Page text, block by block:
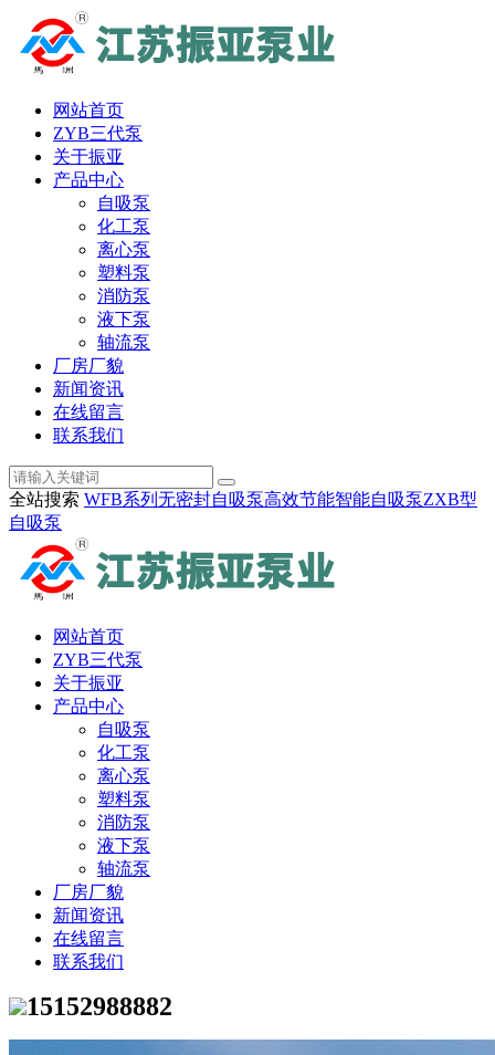
网站首页
ZYB三代泵
关于振亚
产品中心
自吸泵
化工泵
离心泵
塑料泵
消防泵
液下泵
轴流泵
厂房厂貌
新闻资讯
在线留言
联系我们
全站搜索 WFB系列无密封自吸泵高效节能智能自吸泵ZXB型
自吸泵
网站首页
ZYB三代泵
关于振亚
产品中心
自吸泵
化工泵
离心泵
塑料泵
消防泵
液下泵
轴流泵
厂房厂貌
新闻资讯
在线留言
联系我们
15152988882